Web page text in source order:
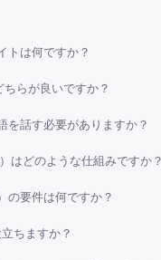
トは何ですか？
らが良いですか？
を話す必要がありますか？
はどのような仕組みですか
の要件は何ですか？
ちますか？